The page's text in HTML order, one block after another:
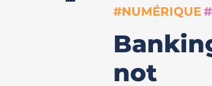
#NUMÉRIQUE
not